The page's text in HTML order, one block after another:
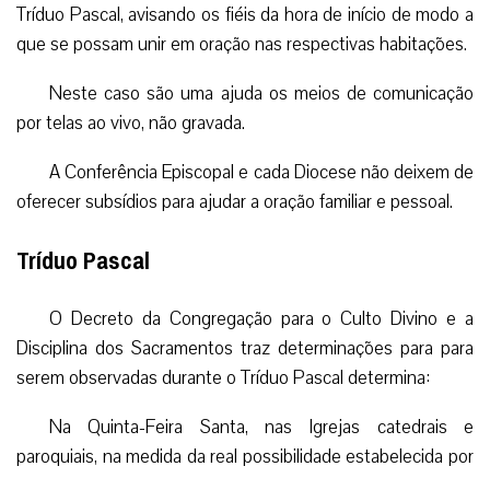
Tríduo Pascal, avisando os fiéis da hora de início de modo a
que se possam unir em oração nas respectivas habitações.
Neste caso são uma ajuda os meios de comunicação
por telas ao vivo, não gravada.
A Conferência Episcopal e cada Diocese não deixem de
oferecer subsídios para ajudar a oração familiar e pessoal.
Tríduo Pascal
O Decreto da Congregação para o Culto Divino e a
Disciplina dos Sacramentos traz determinações para para
serem observadas durante o Tríduo Pascal determina:
Na Quinta-Feira Santa, nas Igrejas catedrais e
paroquiais, na medida da real possibilidade estabelecida por